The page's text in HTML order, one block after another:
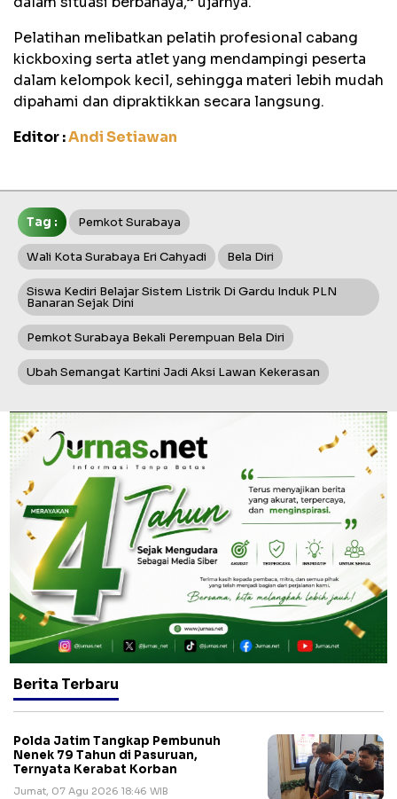
Pelatihan melibatkan pelatih profesional cabang
kickboxing serta atlet yang mendampingi peserta
dalam kelompok kecil, sehingga materi lebih mudah
dipahami dan dipraktikkan secara langsung.
Editor :Andi Setiawan
Tag : Pemkot Surabaya
Wali Kota Surabaya Eri Cahyadi Bela Diri
Siswa Kediri Belajar Sistem Listrik Di Gardu Induk PLN
Banaran Sejak Dini
Pemkot Surabaya Bekali Perempuan Bela Diri
Ubah Semangat Kartini Jadi Aksi Lawan Kekerasan
Berita Terbaru
Polda Jatim Tangkap Pembunuh
Nenek 79 Tahun di Pasuruan,
Ternyata Kerabat Korban
Jumat, 07 Agu 2026 18:46 WIB